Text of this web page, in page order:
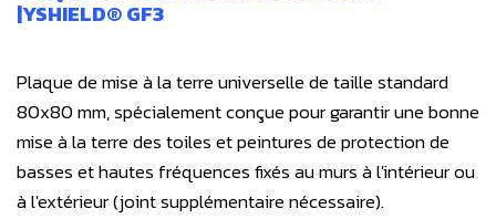
|YSHIELD® GF3
Plaque de mise à la terre universelle de taille standard
80x80 mm, spécialement conçue pour garantir une bonne
mise à la terre des toiles et peintures de protection de
basses et hautes fréquences fixés au murs à l'intérieur ou
à l'extérieur (joint supplémentaire nécessaire).